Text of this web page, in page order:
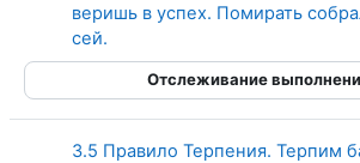
веришь в успех. Помирать
сей.
Отслеживание
3.5 Правило Терпения. Терпим